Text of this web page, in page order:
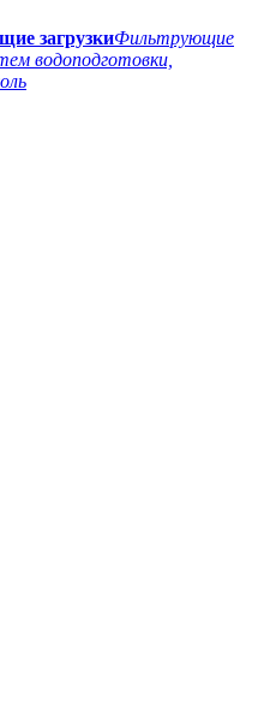
загрузкиФильтрующие
водоподготовки,